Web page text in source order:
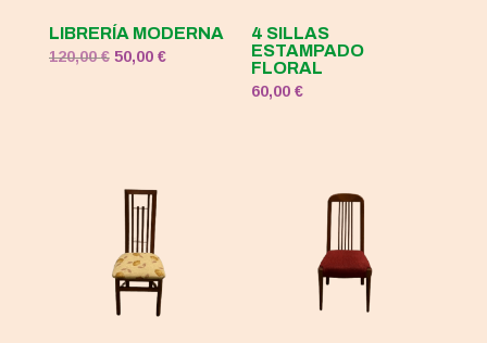
LIBRERÍA MODERNA
120,00€ El
50,00 €El
4 SILLAS
ESTAMPADO
FLORAL
60,00€